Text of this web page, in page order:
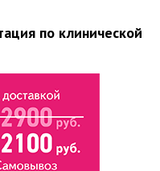
по клинической